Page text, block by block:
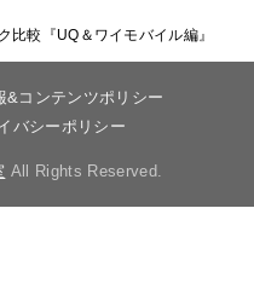
比較『UQ＆ワイモバイル編』
&コンテンツポリシー
バシーポリシー
All Rights Reserved.